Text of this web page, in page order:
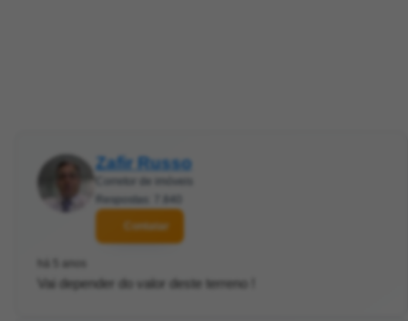
Zafir Russo
Corretor de imóveis
Respostas: 7.840
Contatar
há 5 anos
Vai depender do valor deste terreno !